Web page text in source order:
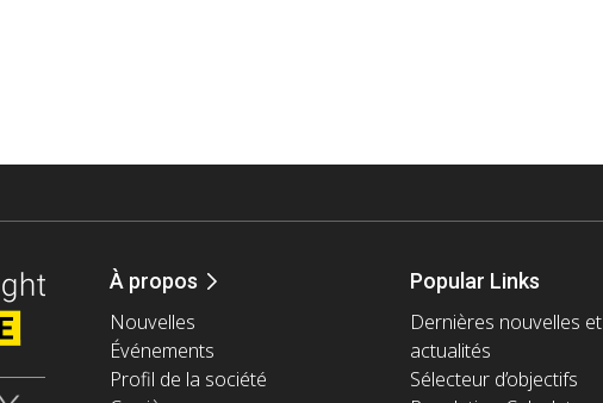
À propos
Nouvelles
Événements
Profil de la société
Popular Links
Dernières nouvelles et
actualités
Sélecteur d’objectifs